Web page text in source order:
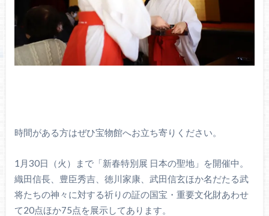
時間がある方はぜひ宝物館へお立ち寄りください。
1月30日（火）まで「新春特別展 日本の聖地」を開催中。
織田信長、豊臣秀吉、徳川家康、武田信玄ほか名だたる武
将たちの神々に対する祈りの証の国宝・重要文化財あわせ
て20点ほか75点を展示してあります。